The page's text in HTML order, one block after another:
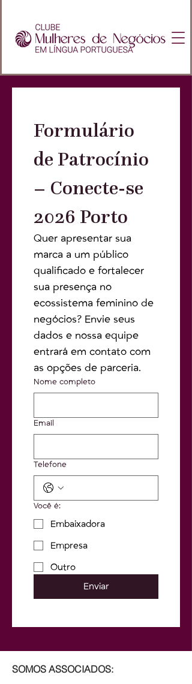
Formulário
de Patrocínio
– Conecte-se
2026 Porto
Quer apresentar sua
marca a um público
qualificado e fortalecer
sua presença no
ecossistema feminino de
negócios? Envie seus
dados e nossa equipe
entrará em contato com
as opções de parceria.
Nome completo
Email
Telefone
Você é:
Embaixadora
Empresa
Outro
Enviar
SOMOS ASSOCIADOS: